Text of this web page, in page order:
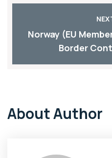
Norway (EU
Border
About Author